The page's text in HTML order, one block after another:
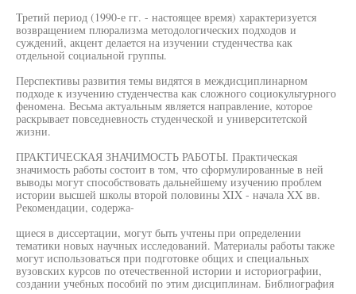
Третий период (1990-е гг. - настоящее время) характеризуется
возвращением плюрализма методологических подходов и
суждений, акцент делается на изучении студенчества как
отдельной социальной группы.
Перспективы развития темы видятся в междисциплинарном
подходе к изучению студенчества как сложного социокультурного
феномена. Весьма актуальным является направление, которое
раскрывает повседневность студенческой и университетской
жизни.
ПРАКТИЧЕСКАЯ ЗНАЧИМОСТЬ РАБОТЫ. Практическая
значимость работы состоит в том, что сформулированные в ней
выводы могут способствовать дальнейшему изучению проблем
истории высшей школы второй половины XIX - начала XX вв.
Рекомендации, содержа-
щиеся в диссертации, могут быть учтены при определении
тематики новых научных исследований. Материалы работы также
могут использоваться при подготовке общих и специальных
вузовских курсов по отечественной истории и историографии,
создании учебных пособий по этим дисциплинам. Библиография